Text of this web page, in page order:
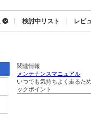
検討中リスト レビ
関連情報
メンテナンスマニュアル
いつでも気持ちよく走るた
ックポイント